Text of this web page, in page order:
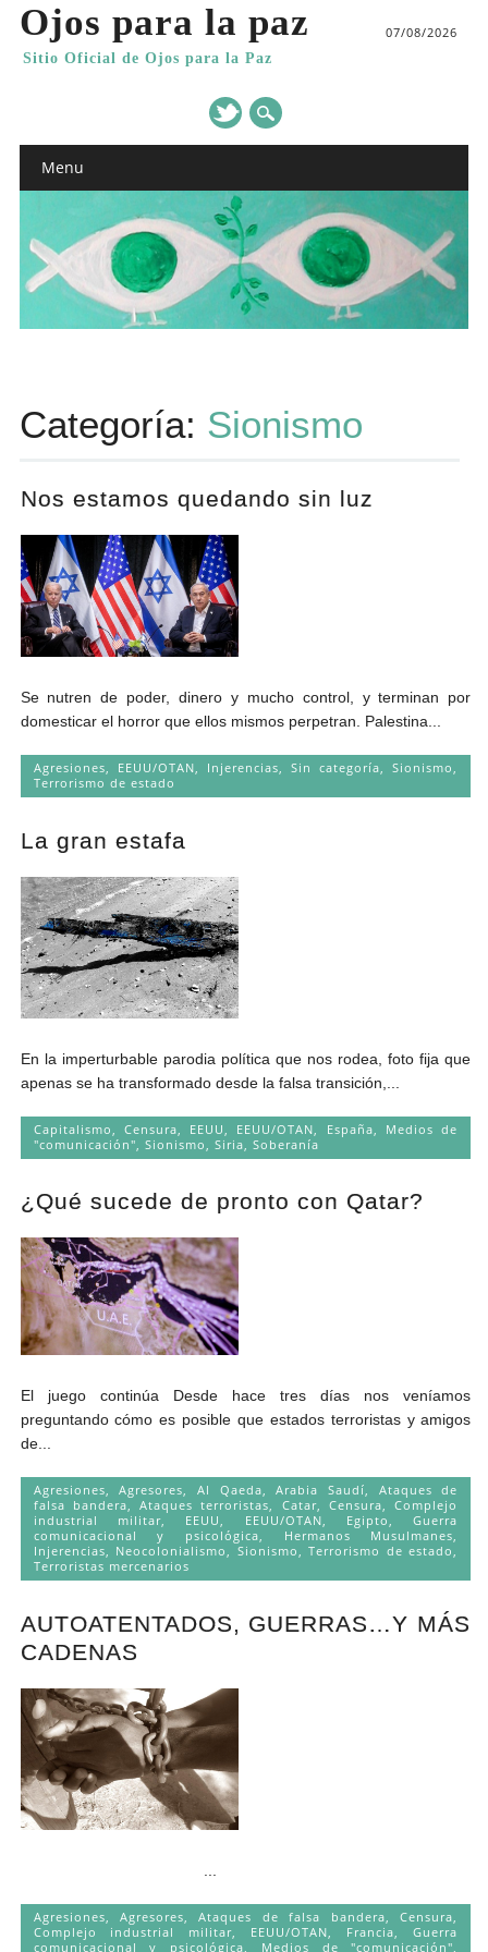
Ojos para la paz
Sitio Oficial de Ojos para la Paz
07/08/2026
Main menu
Menu
Andrés Vázquez de Sola
Categoría: Sionismo
Nos estamos quedando sin luz
Se nutren de poder, dinero y mucho control, y terminan por
domesticar el horror que ellos mismos perpetran. Palestina...
Agresiones, EEUU/OTAN, Injerencias,Sin categoría,Sionismo,
Terrorismo de estado
La gran estafa
En la imperturbable parodia política que nos rodea, foto fija que
apenas se ha transformado desde la falsa transición,...
Capitalismo Censura EEUU EEUU/OTAN España
Medios de
"comunicación" Sionismo Siria Soberanía
¿Qué sucede de pronto con Qatar?
El juego continúa Desde hace tres días nos veníamos
preguntando cómo es posible que estados terroristas y amigos
de...
Agresiones ,Agresores Al Qaeda ,Arabia Saudí
Ataques de
falsa bandera ,Ataques terroristas Catar,Censura ,Complejo
industrial militar, EEUU EEUU/OTAN Egipto ,Guerra
comunicacional y psicológica
Hermanos Musulmanes
Injerencias
Neocolonialismo Sionismo ,Terrorismo de estado
Terroristas mercenarios
AUTOATENTADOS, GUERRAS…Y MÁS
CADENAS
Agresiones Agresores ,Ataques de falsa bandera ,Censura
Complejo industrial militar
EEUU/OTAN Francia ,Guerra
comunicacional y psicológica
Medios de "comunicación"